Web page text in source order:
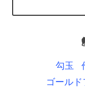
勾玉
ゴールド